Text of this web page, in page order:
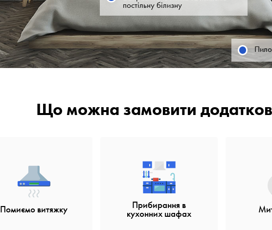
постільну білизну
Що можна замовити
Помиємо витяжку Прибирання в
кухонних шафах